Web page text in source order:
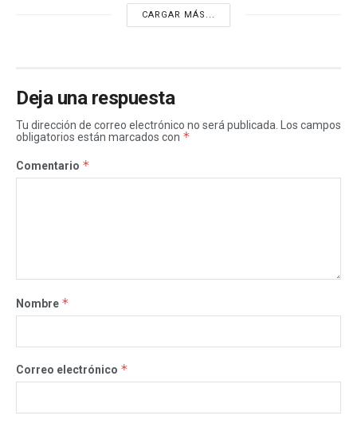
CARGAR MÁS...
Deja una respuesta
Tu dirección de correo electrónico no será publicada.
Los campos
obligatorios están marcados con *
Comentario *
Nombre *
Correo electrónico *